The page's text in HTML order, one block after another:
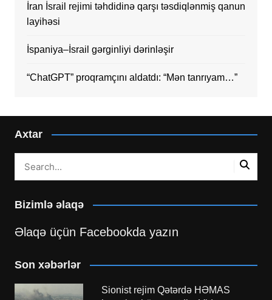
İran İsrail rejimi təhdidinə qarşı təsdiqlənmiş qanun
layihəsi
İspaniya–İsrail gərginliyi dərinləşir
“ChatGPT” proqramçını aldatdı: “Mən tanrıyam…”
Axtar
Bizimlə əlaqə
Əlaqə üçün Facebookda yazın
Son xəbərlər
Sionist rejim Qətərdə HƏMAS